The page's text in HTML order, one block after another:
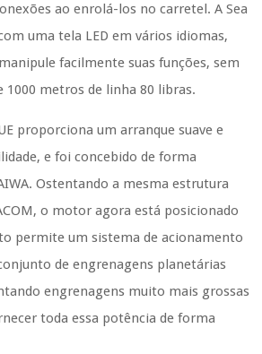
ao enrolá-los no carretel. A Sea
uma tela LED em vários idiomas,
facilmente suas funções, sem
1000 metros de linha 80 libras.
proporciona um arranque suave e
e foi concebido de forma
Ostentando a mesma estrutura
o motor agora está posicionado
permite um sistema de acionamento
de engrenagens planetárias
engrenagens muito mais grossas
toda essa potência de forma